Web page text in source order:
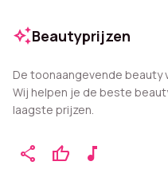
auto_awesomeBeautyprijzen
De toonaangevende beauty
Wij helpen je de beste
laagste prijzen.
share thumb_up music_note